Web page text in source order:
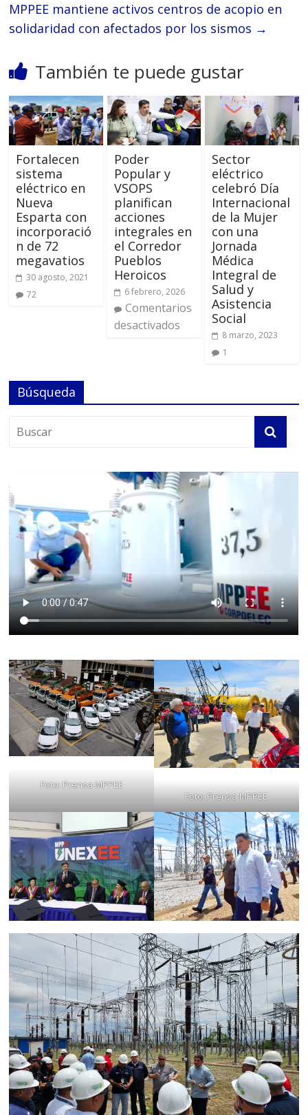
MPPEE mantiene activos centros de acopio en
solidaridad con afectados por los sismos →
También te puede gustar
Fortalecen
sistema
eléctrico en
Nueva
Esparta con
incorporació
n de 72
megavatios
30 agosto, 2021
72
Poder
Popular y
VSOPS
planifican
acciones
integrales en
el Corredor
Pueblos
Heroicos
6 febrero, 2026
Comentarios
desactivados
Sector
eléctrico
celebró Día
Internacional
de la Mujer
con una
Jornada
Médica
Integral de
Salud y
Asistencia
Social
8 marzo, 2023
1
Búsqueda
Foto: Prensa MPPEE
Foto: Prensa MPPEE